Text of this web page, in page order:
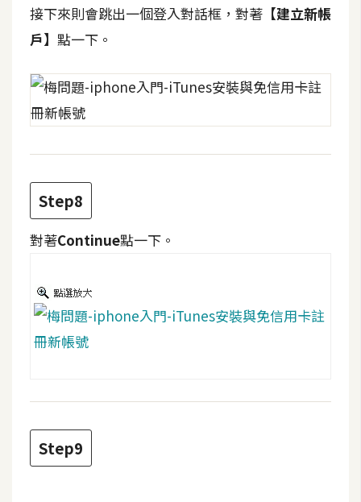
o
m
m
r
c
e
金
流
物
流
設
機
域
S
接下來則會跳出一個登入對話框，對著 【建立新帳
戶】 點一下。
Step8
對著Continue點一下。
Step9